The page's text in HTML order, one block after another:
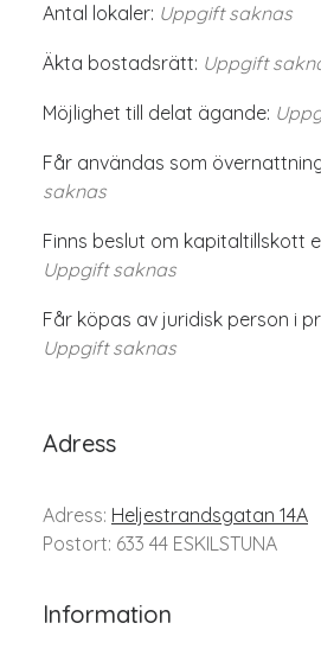
Antal lokaler: Uppgift saknas
Äkta bostadsrätt: Uppgift
Möjlighet till delat ägande:
Får användas som
saknas
Finns beslut om kapitaltillskott
Uppgift saknas
Får köpas av juridisk person i
Uppgift saknas
Adress
Adress: Heljestrandsgatan 14A
Postort: 633 44 ESKILSTUNA
Information